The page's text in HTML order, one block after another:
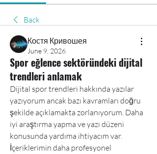
Back
Костя Кривошея
June 9, 2026
Spor eğlence sektöründeki dijital
trendleri anlamak
Dijital spor trendleri hakkında yazılar
yazıyorum ancak bazı kavramları doğru
şekilde açıklamakta zorlanıyorum. Daha
iyi araştırma yapma ve yazı düzeni
konusunda yardıma ihtiyacım var.
İçeriklerimin daha profesyonel